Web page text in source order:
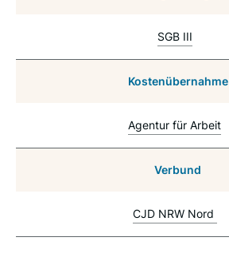
SGB III
Kostenübernahme
Agentur für Arbeit
Verbund
CJD NRW Nord